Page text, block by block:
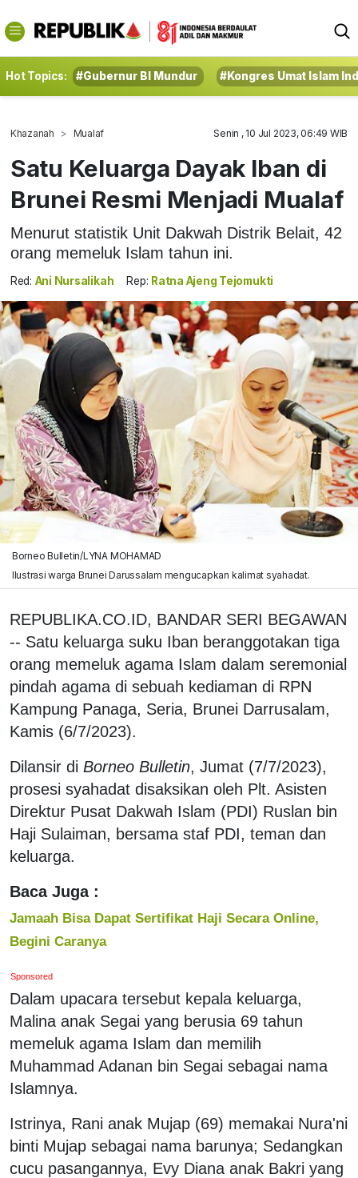
Hot Topics: #Gubernur BI Mundur #Kongres Umat Islam
Khazanah Mualaf Senin , 10 Jul 2023, 06:49 WIB
Satu Keluarga Dayak Iban di
Brunei Resmi Menjadi Mualaf
Menurut statistik Unit Dakwah Distrik Belait, 42
orang memeluk Islam tahun ini.
Red: Ani Nursalikah Rep: Ratna Ajeng Tejomukti
Borneo Bulletin/LYNA MOHAMAD
Ilustrasi warga Brunei Darussalam mengucapkan kalimat syahadat.
REPUBLIKA.CO.ID, BANDAR SERI BEGAWAN
-- Satu keluarga suku Iban beranggotakan tiga
orang memeluk agama Islam dalam seremonial
pindah agama di sebuah kediaman di RPN
Kampung Panaga, Seria, Brunei Darrusalam,
Kamis (6/7/2023).
Dilansir di Borneo Bulletin, Jumat (7/7/2023),
prosesi syahadat disaksikan oleh Plt. Asisten
Direktur Pusat Dakwah Islam (PDI) Ruslan bin
Haji Sulaiman, bersama staf PDI, teman dan
keluarga.
Baca Juga :
Jamaah Bisa Dapat Sertifikat Haji Secara Online,
Begini Caranya
Sponsored
Dalam upacara tersebut kepala keluarga,
Malina anak Segai yang berusia 69 tahun
memeluk agama Islam dan memilih
Muhammad Adanan bin Segai sebagai nama
Islamnya.
Istrinya, Rani anak Mujap (69) memakai Nura'ni
binti Mujap sebagai nama barunya; Sedangkan
cucu pasangannya, Evy Diana anak Bakri yang